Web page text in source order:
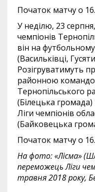
Початок матчу о
У неділю, 23
чемпіонів
він на
(Васильківці,
Розігруватимуть
районною
Тернопільського
(Білецька
Ліги чемпіонів
(Байковецька
Початок матчу о
На фото:«Лісма»
переможець Ліги
травня2018року,